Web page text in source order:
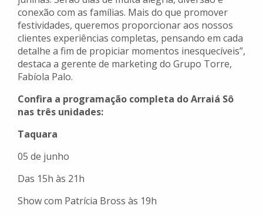
conexão com as famílias. Mais do que promover
festividades, queremos proporcionar aos nossos
clientes experiências completas, pensando em cada
detalhe a fim de propiciar momentos inesquecíveis”,
destaca a gerente de marketing do Grupo Torre,
Fabíola Palo.
Confira a programação completa doArraiá Sô
nas três unidades:
Taquara
05 de junho
Das 15h às 21h
Show com Patrícia Bross às 19h